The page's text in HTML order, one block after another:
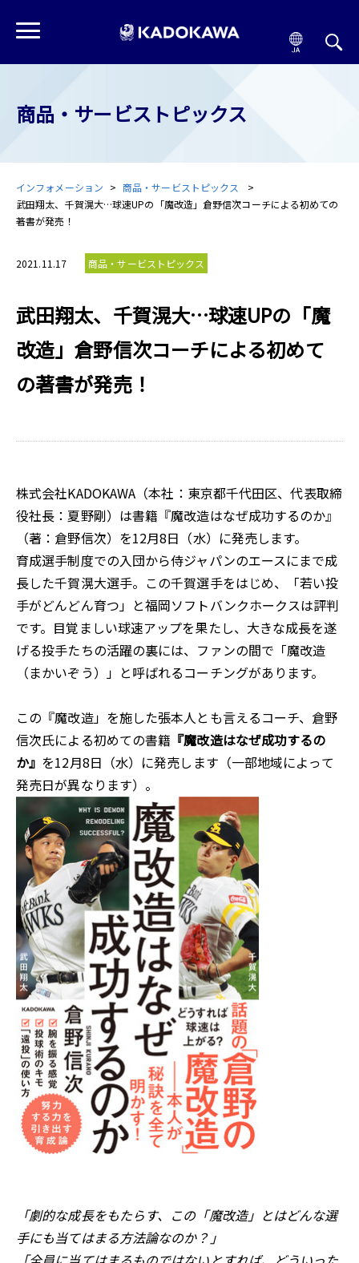
商品・サービストピックス
インフォメーション
商品・サービストピックス
武田翔太、千賀滉大…球速UPの「魔改造」倉野信次コーチによる初めての
著書が発売！
2021.11.17 商品・サービストピックス
武田翔太、千賀滉大…球速UPの「魔
改造」倉野信次コーチによる初めて
の著書が発売！
株式会社KADOKAWA（本社：東京都千代田区、代表取締
役社長：夏野剛）は書籍『魔改造はなぜ成功するのか』
（著：倉野信次）を12月8日（水）に発売します。
育成選手制度での入団から侍ジャパンのエースにまで成
長した千賀滉大選手。この千賀選手をはじめ、「若い投
手がどんどん育つ」と福岡ソフトバンクホークスは評判
です。目覚ましい球速アップを果たし、大きな成長を遂
げる投手たちの活躍の裏には、ファンの間で「魔改造
（まかいぞう）」と呼ばれるコーチングがあります。
この『魔改造」を施した張本人とも言えるコーチ、倉野
信次氏による初めての書籍 『魔改造はなぜ成功するの
か』 を12月8日（水）に発売します（一部地域によって
発売日が異なります）。
「劇的な成長をもたらす、この「魔改造」とはどんな選
手にも当てはまる方法論なのか？」